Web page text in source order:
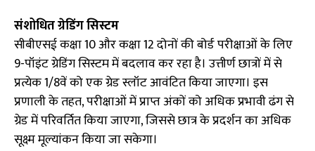
संशोधित ग्रेडिंग सिस्टम
सीबीएसई कक्षा 10 और कक्षा 12 दोनों की बोर्ड परीक्षाओं के लिए
9-पॉइंट ग्रेडिंग सिस्टम में बदलाव कर रहा है। उत्तीर्ण छात्रों में से
प्रत्येक 1/8वें को एक ग्रेड स्लॉट आवंटित किया जाएगा। इस
प्रणाली के तहत, परीक्षाओं में प्राप्त अंकों को अधिक प्रभावी ढंग से
ग्रेड में परिवर्तित किया जाएगा, जिससे छात्र के प्रदर्शन का अधिक
सूक्ष्म मूल्यांकन किया जा सकेगा।